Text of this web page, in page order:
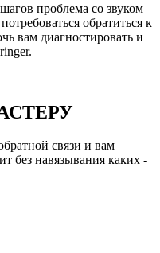
проблема со звуком
обратиться к
вам диагностировать и
связи и вам
без навязывания каких -